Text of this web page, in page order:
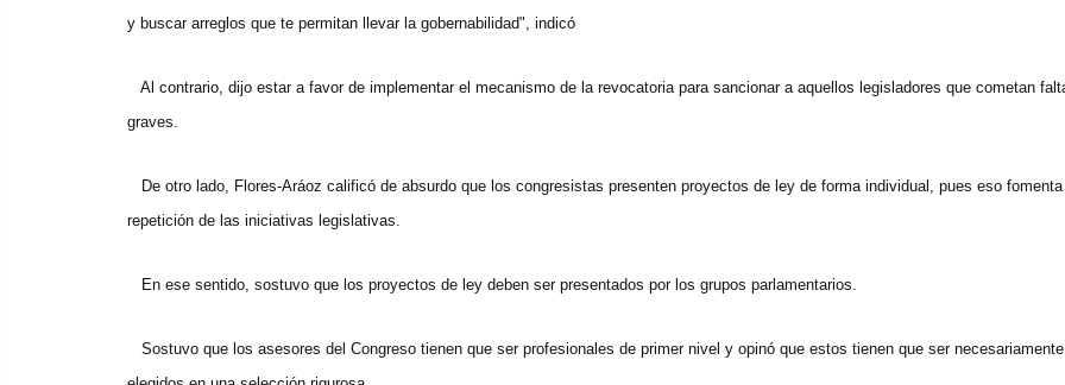
y buscar arreglos que te permitan llevar la gobernabilidad", indicó
Al contrario, dijo estar a favor de implementar el mecanismo de la revocatoria para sancionar a aquellos legisladores que cometan
graves.
De otro lado, Flores-Aráoz calificó de absurdo que los congresistas presenten proyectos de ley de forma individual, pues eso
repetición de las iniciativas legislativas.
En ese sentido, sostuvo que los proyectos de ley deben ser presentados por los grupos parlamentarios.
Sostuvo que los asesores del Congreso tienen que ser profesionales de primer nivel y opinó que estos tienen que ser necesariamente